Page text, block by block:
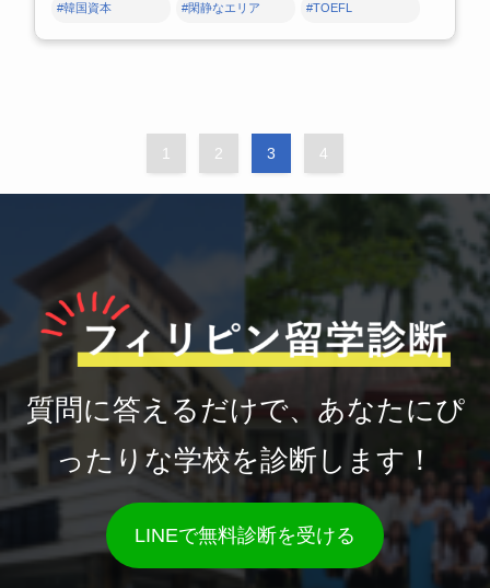
#韓国資本 #閑静なエリア #TOEFL
1 2 3 4
質問に答えるだけで、あなたにぴ
ったりな学校を診断します！
LINEで無料診断を受ける